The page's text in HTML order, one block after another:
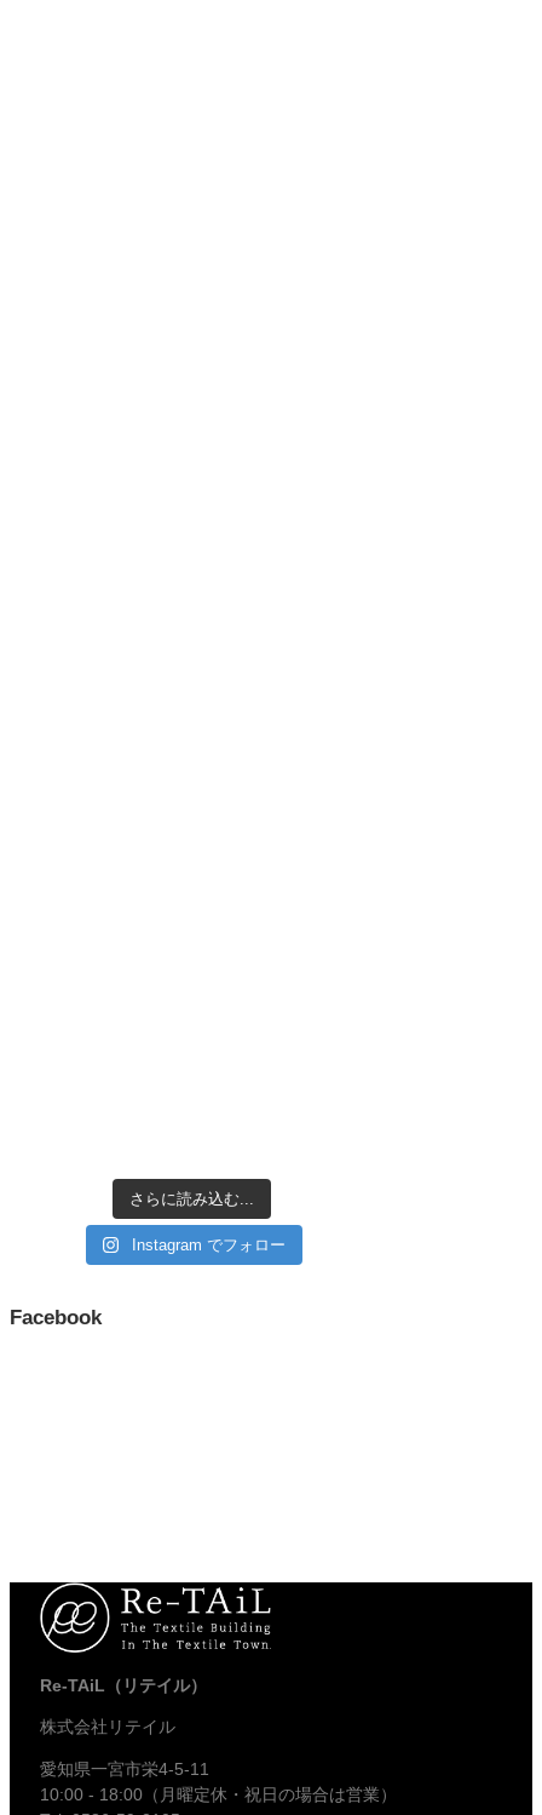
さらに読み込む...
Instagram でフォロー
Facebook
Re-TAiL（リテイル）
株式会社リテイル
愛知県一宮市栄4-5-11
10:00 - 18:00（月曜定休・祝日の場合は営業）